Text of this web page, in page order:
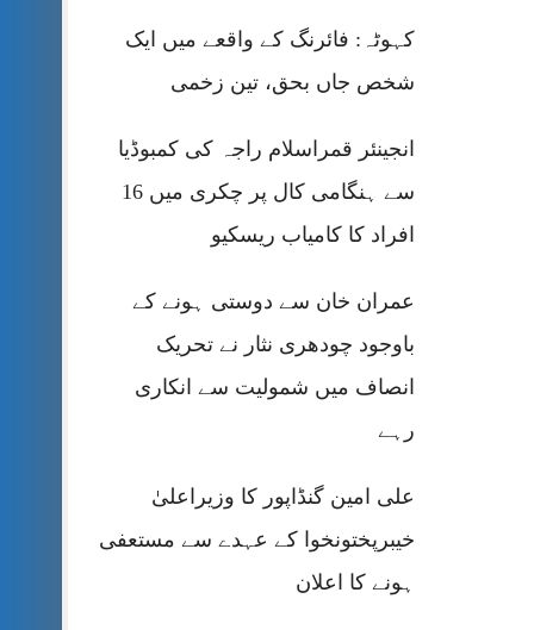
کہوٹہ: فائرنگ کے واقعے میں ایک
شخص جاں بحق، تین زخمی
انجینئر قمراسلام راجہ کی کمبوڈیا
سے ہنگامی کال پر چکری میں 16
افراد کا کامیاب ریسکیو
عمران خان سے دوستی ہونے کے
باوجود چودھری نثار نے تحریک
انصاف میں شمولیت سے انکاری
رہے
علی امین گنڈاپور کا وزیراعلیٰ
خیبرپختونخوا کے عہدے سے مستعفی
ہونے کا اعلان